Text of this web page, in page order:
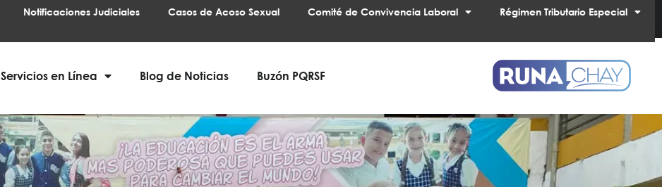
Notificaciones Judiciales Casos de Acoso Sexual Comité de Convivencia Laboral Régimen Tributario Especial
Servicios en Línea Blog de Noticias Buzón PQRSF